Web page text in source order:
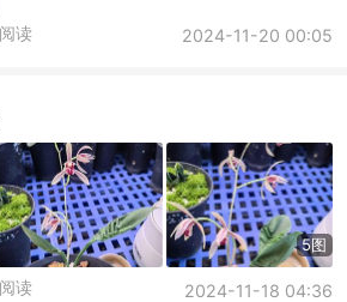
2024-11-20 00:05
读
5图
2024-11-18 04:36
读